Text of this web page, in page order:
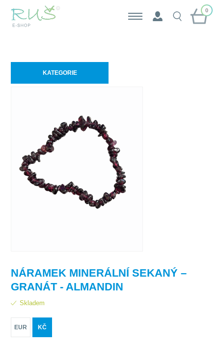
0
KATEGORIE
NÁRAMEK MINERÁLNÍ SEKANÝ –
GRANÁT - ALMANDIN
Skladem
EUR KČ